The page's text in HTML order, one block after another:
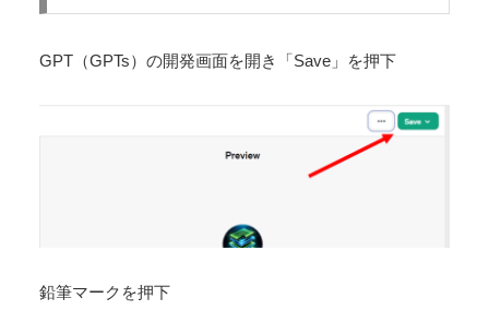
GPT（GPTs）の開発画面を開き「Save」を押下
鉛筆マークを押下